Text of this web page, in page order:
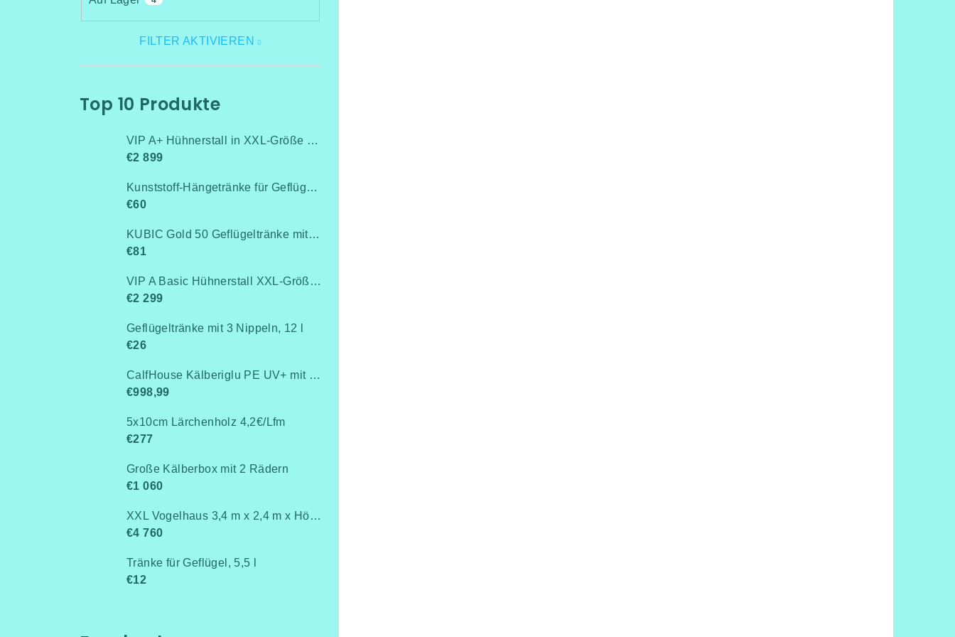
FILTER AKTIVIEREN
Top 10 Produkte
VIP A+ Hühnerstall in XXL-Größe für 15-20 Hühner-Isoliert(mit Heizung!+Kühlung!, Isolierung und Led-Beleuchtung) - Komplett montiert - Kostenlose Lieferung
€2 899
Kunststoff-Hängetränke für Geflügel, Anschluss an Rohrleitung / Niederdruck bis 0,5 bar
€60
KUBIC Gold 50 Geflügeltränke mit Standfüßen
€81
VIP A Basic Hühnerstall XXL-Größe für 15-20 Hühner - Komplett montiert -Kostenlose Lieferung- Ohne Wärmedämmung,Heizung/Kühlung und Beleuchtung
€2 299
Geflügeltränke mit 3 Nippeln, 12 l
€26
CalfHouse Kälberiglu PE UV+ mit schwerem Gitterzaun
€998,99
5x10cm Lärchenholz 4,2€/Lfm
€277
Große Kälberbox mit 2 Rädern
€1 060
XXL Vogelhaus 3,4 m x 2,4 m x Höhe 2,6 m
€4 760
Tränke für Geflügel, 5,5 l
€12